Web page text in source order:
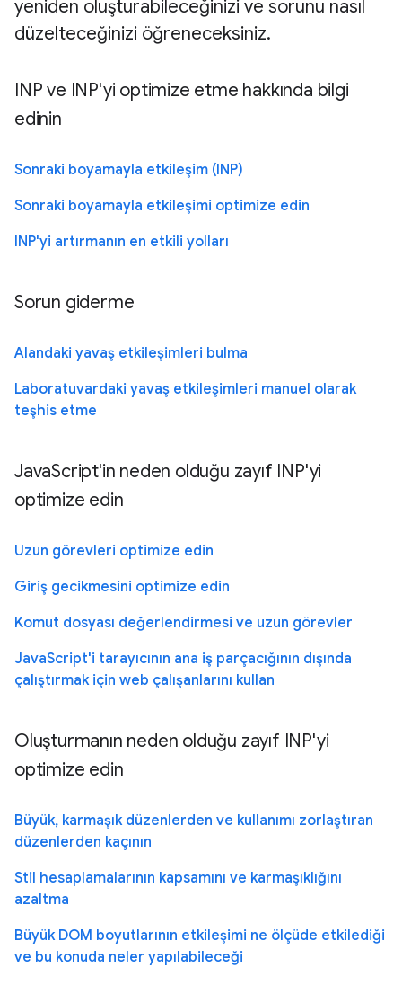
yeniden oluşturabileceğinizi ve sorunu nasıl
düzelteceğinizi öğreneceksiniz.
INP ve INP'yi optimize etme hakkında bilgi
edinin
Sonraki boyamayla etkileşim (INP)
Sonraki boyamayla etkileşimi optimize edin
INP'yi artırmanın en etkili yolları
Sorun giderme
Alandaki yavaş etkileşimleri bulma
Laboratuvardaki yavaş etkileşimleri manuel olarak
teşhis etme
JavaScript'in neden olduğu zayıf INP'yi
optimize edin
Uzun görevleri optimize edin
Giriş gecikmesini optimize edin
Komut dosyası değerlendirmesi ve uzun görevler
JavaScript'i tarayıcının ana iş parçacığının dışında
çalıştırmak için web çalışanlarını kullan
Oluşturmanın neden olduğu zayıf INP'yi
optimize edin
Büyük, karmaşık düzenlerden ve kullanımı zorlaştıran
düzenlerden kaçının
Stil hesaplamalarının kapsamını ve karmaşıklığını
azaltma
Büyük DOM boyutlarının etkileşimi ne ölçüde etkilediği
ve bu konuda neler yapılabileceği